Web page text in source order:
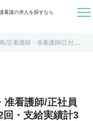
看護の求人を探すなら 
針
島/正看護師・准看護師/正社員
准看護師/正社員
回・支給実績計3